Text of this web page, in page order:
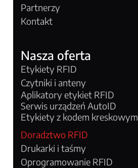
Partnerzy
Kontakt
Nasza oferta
Etykiety RFID
Czytniki i anteny
Aplikatory etykiet RFID
Serwis urządzeń AutoID
Etykiety z kodem kreskowym
Doradztwo RFID
Drukarki i taśmy
Oprogramowanie RFID